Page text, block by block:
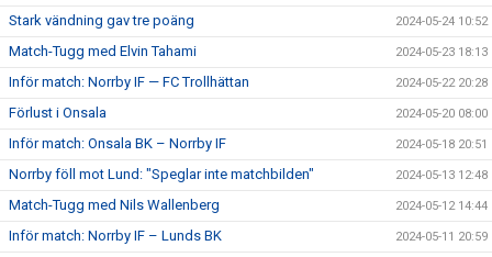
Stark vändning gav tre poäng 2024-05-24 10:52
Match-Tugg med Elvin Tahami 2024-05-23 18:13
Inför match: Norrby IF — FC Trollhättan 2024-05-22 20:28
Förlust i Onsala 2024-05-20 08:00
Inför match: Onsala BK – Norrby IF 2024-05-18 20:51
Norrby föll mot Lund: "Speglar inte matchbilden" 2024-05-13 12:48
Match-Tugg med Nils Wallenberg 2024-05-12 14:44
Inför match: Norrby IF – Lunds BK 2024-05-11 20:59